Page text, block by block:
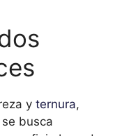
y ternura,
busca